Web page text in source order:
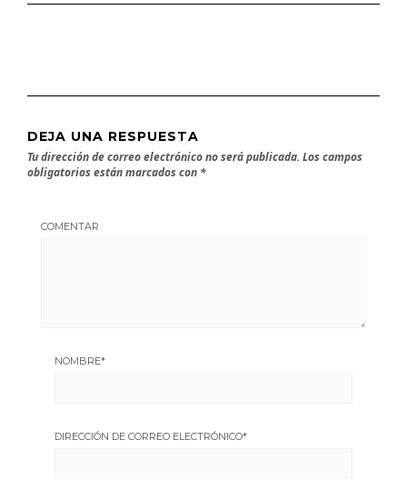
DEJA UNA RESPUESTA
Tu dirección de correo electrónico no será publicada. Los campos
obligatorios están marcados con *
COMENTAR
NOMBRE*
DIRECCIÓN DE CORREO ELECTRÓNICO*